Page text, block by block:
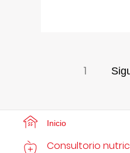
1
Inicio
Consultorio